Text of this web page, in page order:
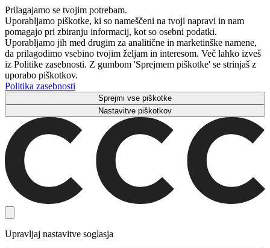
Prilagajamo se tvojim potrebam.
Uporabljamo piškotke, ki so nameščeni na tvoji napravi in ​​nam
pomagajo pri zbiranju informacij, kot so osebni podatki.
Uporabljamo jih med drugim za analitične in marketinške namene,
da prilagodimo vsebino tvojim željam in interesom. Več lahko izveš
iz Politike zasebnosti. Z gumbom 'Sprejmem piškotke' se strinjaš z
uporabo piškotkov.
Politika zasebnosti
Sprejmi vse piškotke
Nastavitve piškotkov
Upravljaj nastavitve soglasja